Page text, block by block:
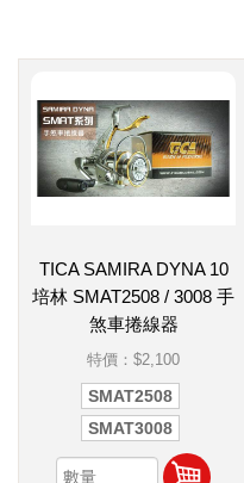
TICA SAMIRA DYNA 10
培林 SMAT2508 / 3008 手
煞車捲線器
特價： $2,100
SMAT2508
SMAT3008